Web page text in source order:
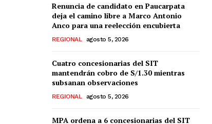
Renuncia de candidato en Paucarpata
deja el camino libre a Marco Antonio
Anco para una reelección encubierta
REGIONAL agosto 5, 2026
Cuatro concesionarias del SIT
mantendrán cobro de S/1.30 mientras
subsanan observaciones
REGIONAL agosto 5, 2026
MPA ordena a 6 concesionarias del SIT